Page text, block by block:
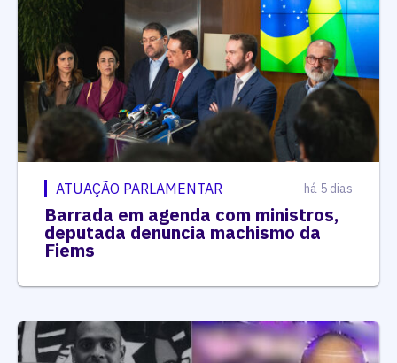
ATUAÇÃO PARLAMENTAR há 5 dias
Barrada em agenda com ministros,
deputada denuncia machismo da
Fiems